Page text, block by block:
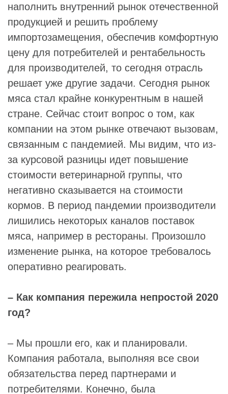
наполнить внутренний рынок отечественной
продукцией и решить проблему
импортозамещения, обеспечив комфортную
цену для потребителей и рентабельность
для производителей, то сегодня отрасль
решает уже другие задачи. Сегодня рынок
мяса стал крайне конкурентным в нашей
стране. Сейчас стоит вопрос о том, как
компании на этом рынке отвечают вызовам,
связанным с пандемией. Мы видим, что из-
за курсовой разницы идет повышение
стоимости ветеринарной группы, что
негативно сказывается на стоимости
кормов. В период пандемии производители
лишились некоторых каналов поставок
мяса, например в рестораны. Произошло
изменение рынка, на которое требовалось
оперативно реагировать.
– Как компания пережила непростой 2020
год?
– Мы прошли его, как и планировали.
Компания работала, выполняя все свои
обязательства перед партнерами и
потребителями. Конечно, была